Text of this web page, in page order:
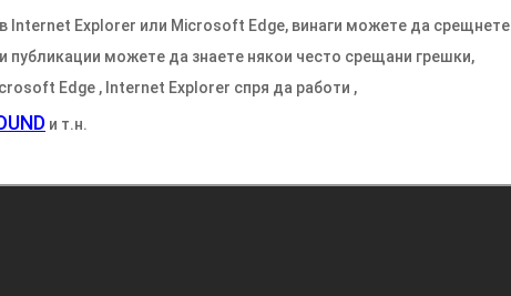
Internet Explorer или Microsoft Edge, винаги можете да срещнете
публикации можете да знаете някои често срещани грешки,
Edge , Internet Explorer спря да работи ,
и т.н.